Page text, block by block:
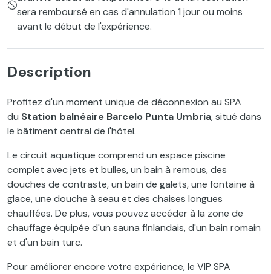
sera remboursé en cas d'annulation 1 jour ou moins
avant le début de l'expérience.
Description
Profitez d'un moment unique de déconnexion au SPA
du Station balnéaire Barcelo Punta Umbria, situé dans
le bâtiment central de l'hôtel.
Le circuit aquatique comprend un espace piscine
complet avec jets et bulles, un bain à remous, des
douches de contraste, un bain de galets, une fontaine à
glace, une douche à seau et des chaises longues
chauffées. De plus, vous pouvez accéder à la zone de
chauffage équipée d'un sauna finlandais, d'un bain romain
et d'un bain turc.
Pour améliorer encore votre expérience, le VIP SPA